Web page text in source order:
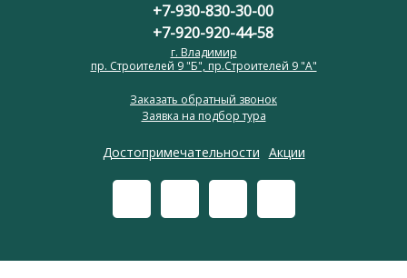
Достопримечательности Акции
+7-930-830-30-00
+7-920-920-44-58
г. Владимир
пр. Строителей 9 "Б", пр.Строителей 9 "А"
Заказать обратный звонок
Заявка на подбор тура